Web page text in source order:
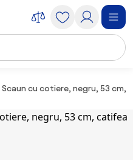
Scaun cu cotiere, negru, 53 cm,